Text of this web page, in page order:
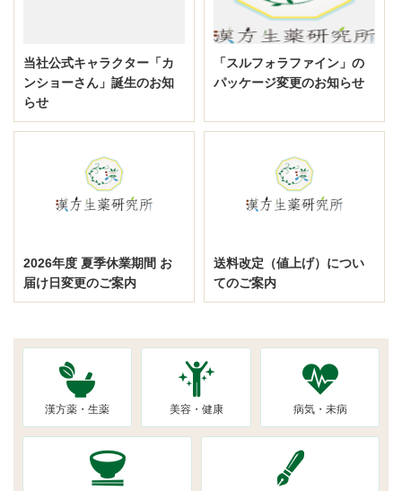
当社公式キャラクター「カ
ンショーさん」誕生のお知
らせ
「スルフォラファイン」の
パッケージ変更のお知らせ
2026年度 夏季休業期間 お
届け日変更のご案内
送料改定（値上げ）につい
てのご案内
漢方薬・生薬 美容・健康 病気・未病